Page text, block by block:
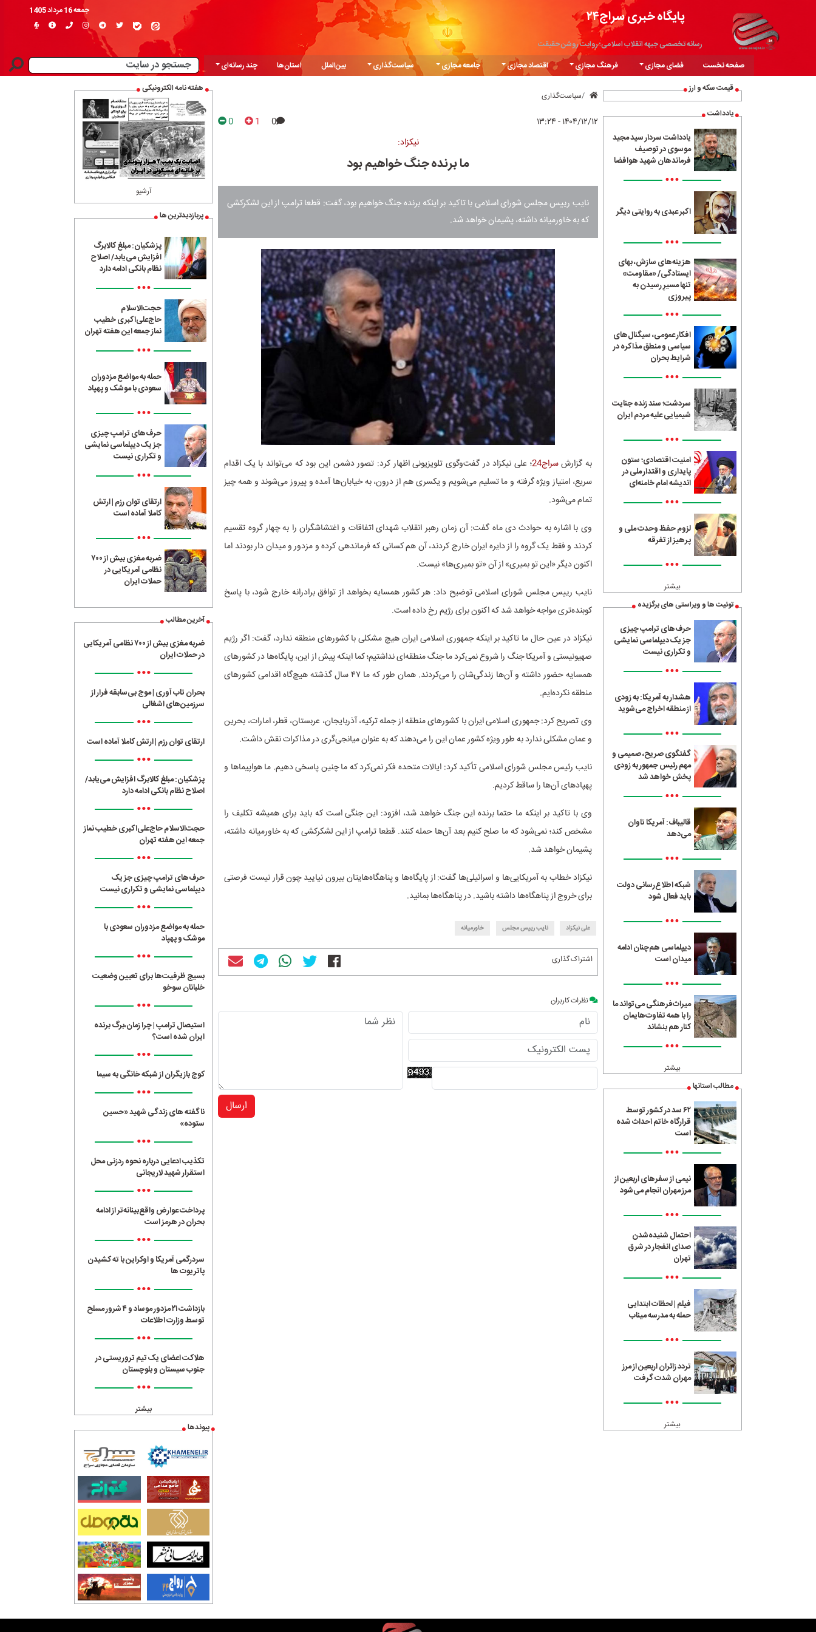
پایگاه خبری سراج۲۴
رسانه تخصصی جبهه انقلاب اسلامی؛ روایت روشن حقیقت
جمعه 16 مرداد 1405
صفحه نخست فضای مجازی فرهنگ مجازی اقتصاد مجازی جامعه مجازی سیاست‌گذاری بین‌الملل استان‌ها
چند رسانه‌ای
قیمت سکه و ارز
یادداشت
یادداشت سردار سید مجید
موسوی در توصیف
فرماندهان شهید هوافضا
•••
اکبر عبدی به روایتی دیگر
•••
هزینه‌های سازش، بهای
ایستادگی/ «مقاومت»
تنها مسیرِ رسیدن به
پیروزی
•••
افکار عمومی، سیگنال‌های
سیاسی و منطق مذاکره در
شرایط بحران
•••
سردشت؛ سند زنده جنایت
شیمیایی علیه مردم ایران
•••
امنیت اقتصادی؛ ستون
پایداری و اقتدار ملی در
اندیشه امام خامنه‌ای
•••
لزوم حفظ وحدت ملی و
پرهیز از تفرقه
•••
بیشتر
توئیت ها و ویراستی های برگزیده
حرف‌های ترامپ چیزی
جز یک دیپلماسی نمایشی
و تکراری نیست
•••
هشدار به آمریکا: به زودی
از منطقه اخراج می‌شوید
•••
گفتگوی صریح، صمیمی و
مهم رئیس جمهور به زودی
پخش خواهد شد
•••
قالیباف: آمریکا تاوان
می‌دهد
•••
شبکه اطلاع‌رسانی دولت
باید فعال شود
•••
دیپلماسی هم‌چنان ادامه
میدان است
•••
میراث‌فرهنگی می‌تواند ما
را با همه تفاوت‌هایمان
کنار هم بنشاند
•••
بیشتر
مطالب استانها
۶۲ سد در کشور توسط
قرارگاه خاتم احداث شده
است
•••
نیمی از سفرهای اربعین از
مرز مهران انجام می‌شود
•••
احتمال شنیده‌شدن
صدای انفجار در شرق
تهران
•••
فیلم | لحظات ابتدایی
حمله به مدرسه میناب
•••
تردد زائران اربعین از مرز
مهران شدت گرفت
•••
بیشتر
سیاست‌گذاری
۱۴۰۴/۱۲/۱۲ - ۱۳:۲۴ 0
1
0
نیکزاد:
ما برنده جنگ خواهیم بود
نایب رییس مجلس شورای اسلامی با تاکید بر اینکه برنده جنگ خواهیم بود، گفت: قطعا ترامپ از این لشکرکشی
که به خاورمیانه داشته، پشیمان خواهد شد.
به گزارشسراج24
؛ علی نیکزاد در گفت‌وگوی تلویزیونی اظهار کرد: تصور دشمن این بود که می‌تواند با یک اقدام
سریع، امتیاز ویژه‌ گرفته و ما تسلیم می‌شویم و یکسری هم از درون، به خیابان‌ها آمده و پیروز می‌شوند و همه چیز
تمام می‌شود.
وی با اشاره به حوادث دی ماه گفت: آن زمان رهبر انقلاب شهدای اتفاقات و اغتشاشگران را به چهار گروه تقسیم
کردند و فقط یک گروه را از دایره ایران خارج کردند، آن هم کسانی که فرماندهی کرده و مزدور و میدان دار بودند اما
اکنون دیگر «این تو بمیری» از آن «تو بمیری‌ها» نیست.
نایب رییس مجلس شورای اسلامی توضیح داد: هر کشور همسایه بخواهد از توافق برادرانه خارج شود، با پاسخ
کوبنده‌تری مواجه خواهد شد که اکنون برای رژیم رخ داده است.
نیکزاد در عین حال ما تاکید بر اینکه جمهوری اسلامی ایران هیچ مشکلی با کشورهای منطقه ندارد، گفت: اگر رژیم
صهیونیستی و آمریکا جنگ را شروع نمی‌کرد ما جنگ منطقه‌ای نداشتیم؛ کما اینکه پیش از این، پایگاه‌ها در کشورهای
همسایه حضور داشته و آن‌ها زندگی‌شان را می‌کردند. همان طور که ما ۴۷ سال گذشته هیچ‌گاه اقدامی کشورهای
منطقه نکرده‌ایم.
وی تصریح کرد: جمهوری اسلامی ایران با کشورهای منطقه از جمله ترکیه، آذربایجان، عربستان، قطر، امارات، بحرین
و عمان مشکلی ندارد به طور ویژه کشور عمان این را می‌دهند که به عنوان میانجی‌گری در مذاکرات نقش داشت.
نایب رئیس مجلس شورای اسلامی تأکید کرد: ایالات متحده فکر نمی‌کرد که ما چنین پاسخی دهیم. ما هواپیماها و
پهپادهای آن‌ها را ساقط کردیم.
وی با تاکید بر اینکه ما حتما برنده این جنگ خواهد شد، افزود: این جنگی است که باید برای همیشه تکلیف را
مشخص کند؛ نمی‌شود که ما صلح کنیم بعد آن‌ها حمله کنند. قطعا ترامپ از این لشکرکشی که به خاورمیانه داشته،
پشیمان خواهد شد.
نیکزاد خطاب به آمریکایی‌ها و اسرائیلی‌ها گفت: از پایگاه‌ها و پناهگاه‌هایتان بیرون نیایید چون قرار نیست فرصتی
برای خروج از پناهگاه‌ها داشته باشید. در پناهگاه‌ها بمانید.
علی نیکزاد نایب رییس مجلس خاورمیانه
اشتراک گذاری
نظرات کاربران
ارسال
هفته نامه الکترونیکی
آرشیو
پربازدیدترین ها
پزشکیان: مبلغ کالابرگ
افزایش می‌یابد/ اصلاح
نظام بانکی ادامه دارد
•••
حجت‌الاسلام
حاج‌علی‌اکبری خطیب
نماز جمعه این هفته تهران
•••
حمله به مواضع مزدوران
سعودی با موشک و پهپاد
•••
حرف‌های ترامپ چیزی
جز یک دیپلماسی نمایشی
و تکراری نیست
•••
ارتقای توان رزم | ارتش
کاملا آماده است
•••
ضربه مغزی بیش از ۷۰۰
نظامی آمریکایی در
حملات ایران
آخرین مطالب
ضربه مغزی بیش از ۷۰۰ نظامی آمریکایی
در حملات ایران
•••
بحران تاب آوری | موج بی‌سابقه فرار از
سرزمین‌های اشغالی
•••
ارتقای توان رزم | ارتش کاملا آماده است
•••
پزشکیان: مبلغ کالابرگ افزایش می‌یابد/
اصلاح نظام بانکی ادامه دارد
•••
حجت‌الاسلام حاج‌علی‌اکبری خطیب نماز
جمعه این هفته تهران
•••
حرف‌های ترامپ چیزی جز یک
دیپلماسی نمایشی و تکراری نیست
•••
حمله به مواضع مزدوران سعودی با
موشک و پهپاد
•••
بسیج ظرفیت‌ها برای تعیین وضعیت
خلبانان سوخو
•••
استیصال ترامپ | چرا زمان،برگ برنده
ایران شده است؟
•••
کوچ بازیگران از شبکه خانگی به سیما
•••
ناگفته های زندگی شهید «حسین
ستوده»
•••
تکذیب ادعایی درباره نحوه ردزنی محل
استقرار شهید لاریجانی
•••
پرداخت عوارض واقع‌بینانه‌تر از ادامه
بحران در هرمز است
•••
سردرگمی آمریکا و اوکراین با ته کشیدن
پاتریوت ها
•••
بازداشت ۲۱ مزدور موساد و ۴ شرور مسلح
توسط وزارت اطلاعات
•••
هلاکت اعضای یک تیم تروریستی در
جنوب سیستان و بلوچستان
•••
بیشتر
پیوندها